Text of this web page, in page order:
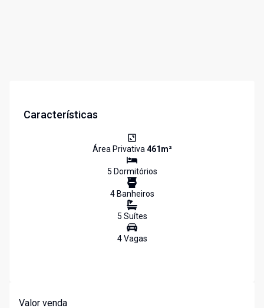
Características
Área Privativa461m²
5 Dormitórios
4Banheiros
5 Suítes
4Vagas
Valor venda